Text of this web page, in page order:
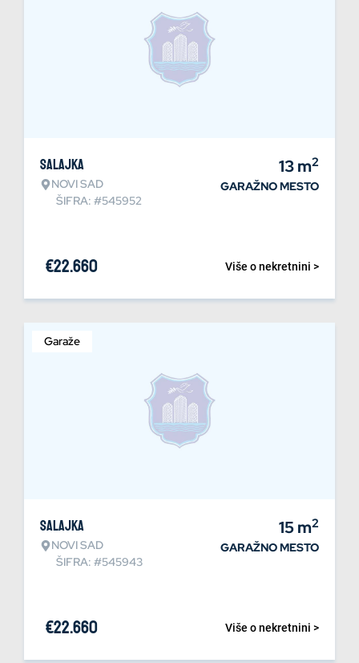
Salajka
NOVI SAD
ŠIFRA: #545952
13m2
GARAŽNO MESTO
Više o nekretnini >
€22.660
Garaže
Salajka
NOVI SAD
ŠIFRA: #545943
15m2
GARAŽNO MESTO
Više o nekretnini >
€22.660